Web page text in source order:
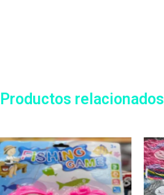
Productos relacionados